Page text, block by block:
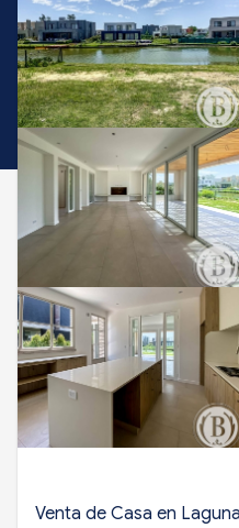
Venta de Casa en